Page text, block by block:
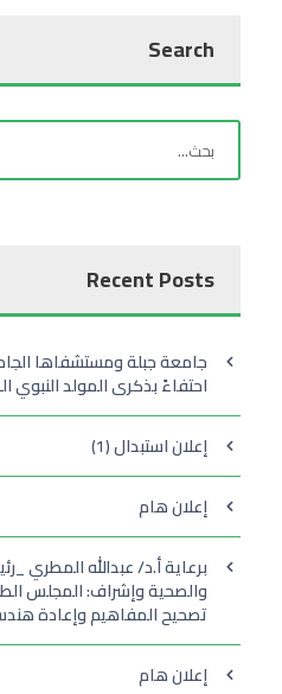
Search
Recent Posts
جامعة جبلة ومستشفاها
احتفاءً بذكرى المولد النبوي
إعلان استبدال (1)
إعلان هام
برعاية أ.د/ عبدالله المطري
والصحية وإشراف: المجلس
تصحيح المفاهيم وإعادة
إعلان هام